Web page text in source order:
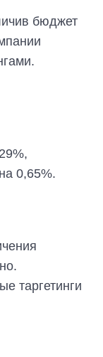
бюджет
0,65%.
таргетинги